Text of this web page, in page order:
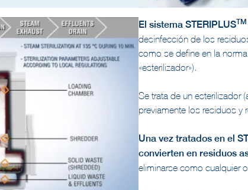
El sistema STERIPLUSTM
desinfección de los
como se define en la
«esterilizador»).
Se trata de un esterilizador
previamente los residuos y
Una vez tratados en el
convierten en residuos
eliminarse como cualquier